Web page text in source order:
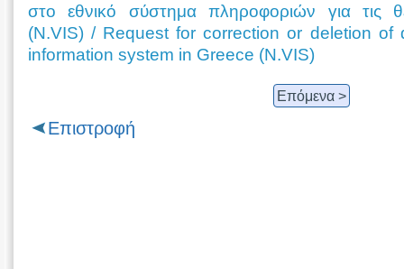
στο εθνικό σύστημα πληροφοριών για τις
(N.VIS) / Request for correction or deletion
information system in Greece (N.VIS)
Επόμενα >
Επιστροφή